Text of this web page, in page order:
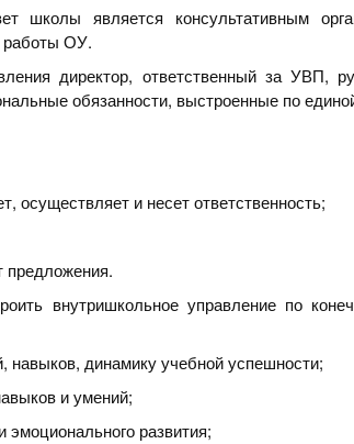
школы является консультативным
работы ОУ.
директор, ответственный за УВП,
обязанности, выстроенные по
осуществляет и несет ответственность;
внутришкольное управление по
навыков, динамику учебной успешности;
и умений;
развития;